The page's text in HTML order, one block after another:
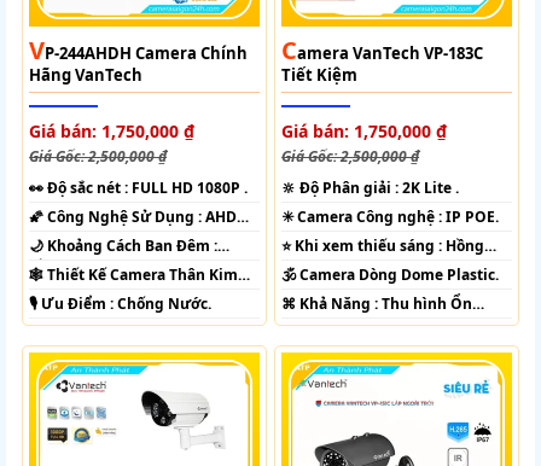
VP-244AHDH Camera Chính
Hãng VanTech
Giá bán: 1,750,000 ₫
Giá Gốc: 2,500,000 ₫
️👀 Độ sắc nét : FULL HD 1080P .
🌠 Công Nghệ Sử Dụng :AHD
CVI TVI BCS.
🌙 Khoảng Cách Ban Đêm :
Hồng Ngoại 70m Led Array.
🕸️ Thiết Kế CameraThân Kim
loại.
️🎙 Ưu Điểm :Chống Nước.
CAmera VanTech VP-183C
Tiết Kiệm
Giá bán: 1,750,000 ₫
Giá Gốc: 2,500,000 ₫
🔆 Độ Phân giải :2K Lite .
✳️ Camera Công nghệ :IP POE.
⭐ Khi xem thiếu sáng : Hồng
Ngoại 30m Led Array.
🕉️ Camera Dòng Dome Plastic.
️⌘ Khả Năng :Thu hình Ổn
Định.